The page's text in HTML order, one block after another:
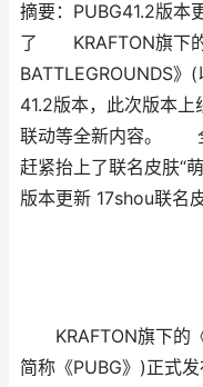
摘要：PUBG41.2版本
了 KRAFTON旗下
BATTLEGROUNDS》
41.2版本，此次版本上
联动等全新内容。 全
赶紧抬上了联名皮肤“
版本更新 17shou联名
KRAFTON旗下的《
简称《PUBG》)正式